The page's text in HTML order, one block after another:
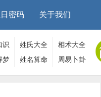
密码 关于我们
识 姓氏大全
相术大全
梦
姓名算命 周易卜卦